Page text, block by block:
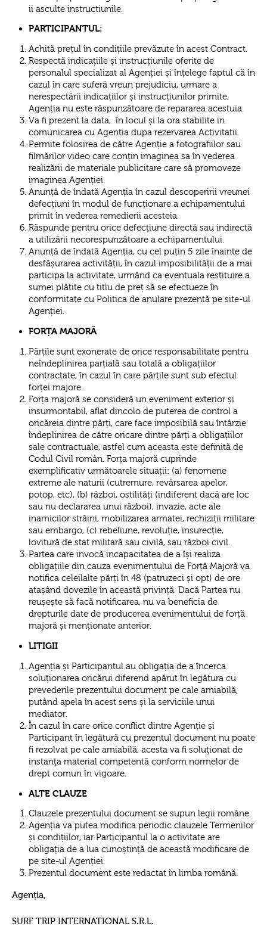
ii asculte instructiunile.
PARTICIPANTUL:
Achită prețul în condițiile prevăzute în acest Contract.
Respectă indicațiile și instrucțiunile oferite de
personalul specializat al Agenției și înțelege faptul că în
cazul în care suferă vreun prejudiciu, urmare a
nerespectării indicațiilor și instrucțiunilor primite,
Agenția nu este răspunzătoare de repararea acestuia.
Va fi prezent la data, în locul și la ora stabilite in
comunicarea cu Agentia dupa rezervarea Activitatii.
Permite folosirea de către Agenție a fotografiilor sau
filmărilor video care conțin imaginea sa în vederea
realizării de materiale publicitare care să promoveze
imaginea Agenției.
Anunță de îndată Agenția în cazul descoperirii vreunei
defecțiuni în modul de funcționare a echipamentului
primit în vederea remedierii acesteia.
Răspunde pentru orice defecțiune directă sau indirectă
a utilizării necorespunzătoare a echipamentului.
Anunță de îndată Agenția, cu cel puțin 5 zile înainte de
desfășurarea activității, în cazul imposibilității de a mai
participa la activitate, urmând ca eventuala restituire a
sumei plătite cu titlu de preț să se efectueze în
conformitate cu Politica de anulare prezentă pe site-ul
Agenției.
FORȚA MAJORĂ
Părțile sunt exonerate de orice responsabilitate pentru
neîndeplinirea parțială sau totală a obligațiilor
contractate, în cazul în care părțile sunt sub efectul
forței majore.
Forța majoră se consideră un eveniment exterior și
insurmontabil, aflat dincolo de puterea de control a
oricăreia dintre părți, care face imposibilă sau întârzie
îndeplinirea de către oricare dintre părți a obligațiilor
sale contractuale, astfel cum aceasta este definită de
Codul Civil român. Forța majoră cuprinde
exemplificativ următoarele situații: (a) fenomene
extreme ale naturii (cutremure, revărsarea apelor,
potop, etc), (b) război, ostilități (indiferent dacă are loc
sau nu declararea unui război), invazie, acte ale
inamicilor străini, mobilizarea armatei, rechiziții militare
sau embargo, (c) rebeliune, revoluție, insurecție,
lovitură de stat militară sau civilă, sau război civil.
Partea care invocă incapacitatea de a își realiza
obligațiile din cauza evenimentului de Forță Majoră va
notifica celeilalte părți în 48 (patruzeci și opt) de ore
atașând dovezile în această privință. Dacă Partea nu
reușește să facă notificarea, nu va beneficia de
drepturile date de producerea evenimentului de forță
majoră și menționate anterior.
LITIGII
Agenția și Participantul au obligația de a încerca
soluționarea oricărui diferend apărut în legătura cu
prevederile prezentului document pe cale amiabilă,
putând apela în acest sens și la serviciile unui
mediator.
În cazul în care orice conflict dintre Agenție și
Participant în legătură cu prezentul document nu poate
fi rezolvat pe cale amiabilă, acesta va fi soluţionat de
instanţa material competentă conform normelor de
drept comun în vigoare.
ALTE CLAUZE
Clauzele prezentului document se supun legii române.
Agenția va putea modifica periodic clauzele Termenilor
și condițiilor, iar Participantul la o activitate are
obligația de a lua cunoștință de această modificare de
pe site-ul Agenției.
Prezentul document este redactat în limba română.
Agenția,
SURF TRIP INTERNATIONAL S.R.L.